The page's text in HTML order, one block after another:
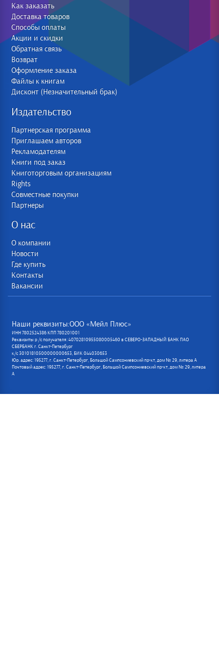
Как заказать
Доставка товаров
Способы оплаты
Акции и скидки
Обратная связь
Возврат
Оформление заказа
Файлы к книгам
Дисконт (Незначительный брак)
Издательство
Партнерская программа
Приглашаем авторов
Рекламодателям
Книги под заказ
Книготорговым организациям
Rights
Совместные покупки
Партнеры
О нас
О компании
Новости
Где купить
Контакты
Вакансии
Наши реквизиты:ООО «Мейл Плюс»
ИНН 7802524386 КПП 780201001
Реквизиты р /с получателя: 40702810955080005460 в СЕВЕРО-ЗАПАДНЫЙ БАНК ПАО
СБЕРБАНК г. Санкт-Петербург
к/с 30101810500000000653, БИК 044030653
Юр. адрес: 195277, г. Санкт-Петербург, Большой Сампсониевский пр-кт, дом № 29, литера А
Почтовый адрес: 195277, г. Санкт-Петербург, Большой Сампсониевский пр-кт, дом № 29, литера
А